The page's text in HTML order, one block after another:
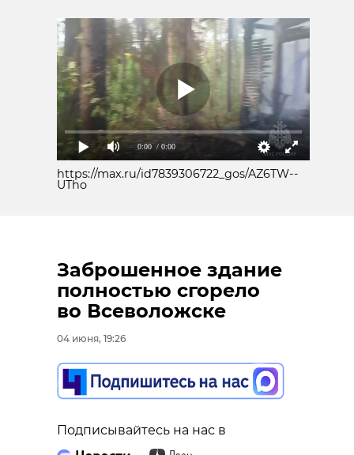
0:00 / 0:00
https://max.ru/id7839306722_gos/AZ6TW--
UTho
Заброшенное здание
полностью сгорело
во Всеволожске
04 июня, 19:26
Подписывайтесь на нас в